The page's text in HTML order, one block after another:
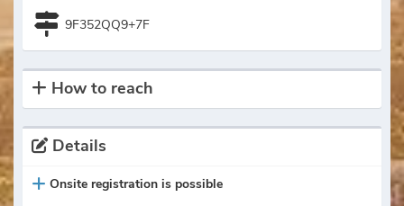
9F352QQ9+7F
How to reach
Details
Onsite registration is possible